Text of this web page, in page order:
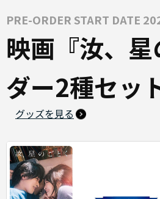
PRE-ORDER START DATE
映画『汝、
ダー2種セッ
グッズを見る